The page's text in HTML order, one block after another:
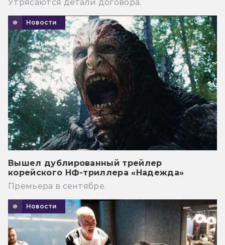
Утрясаются детали договора.
Новости
Вышел дублированный трейлер
корейского НФ-триллера «Надежда»
Премьера в сентябре.
Новости